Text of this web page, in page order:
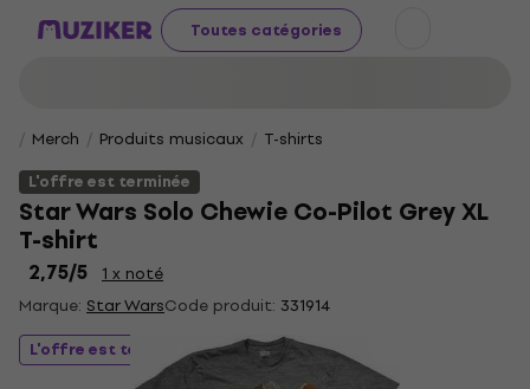
Toutes catégories
Merch Produits musicaux
T-shirts
L'offre est terminée
Star Wars Solo Chewie Co-Pilot Grey XL
T-shirt
2,75/5
1 x noté
Marque: Star WarsCode produit: 331914
L'offre est terminée